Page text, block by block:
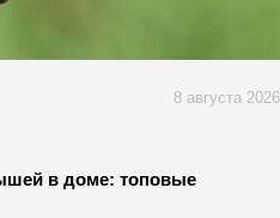
8 августа 2026
в доме: топовые